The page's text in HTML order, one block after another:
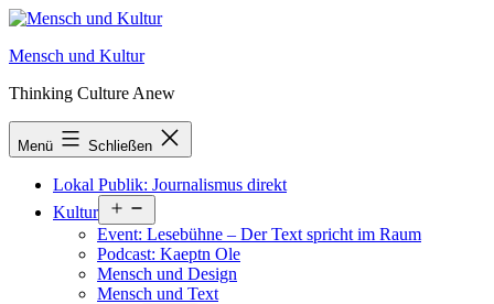
Zum
springen
Mensch und Kultur
Thinking Culture Anew
Menü Schließen
Lokal Publik: Journalismus direkt
Kultur
öffnen
Event: Lesebühne – Der Text spricht im Raum
Podcast: Kaeptn Ole
Mensch und Design
Mensch und Text